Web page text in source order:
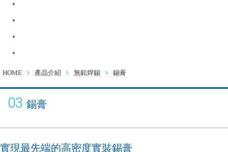
HOME 產品介紹 無鉛焊錫 錫膏
03 錫膏
實現最先端的高密度實裝錫膏